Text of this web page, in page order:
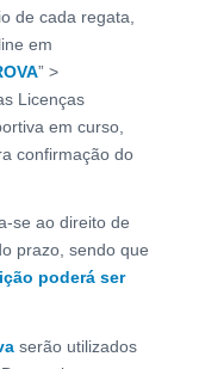
de cada regata,
em
” >
Licenças
em curso,
confirmação do
se ao direito de
prazo, sendo que
poderá ser
serão utilizados